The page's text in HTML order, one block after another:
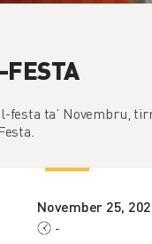
festa ta’ Novembru,
November 25,
-